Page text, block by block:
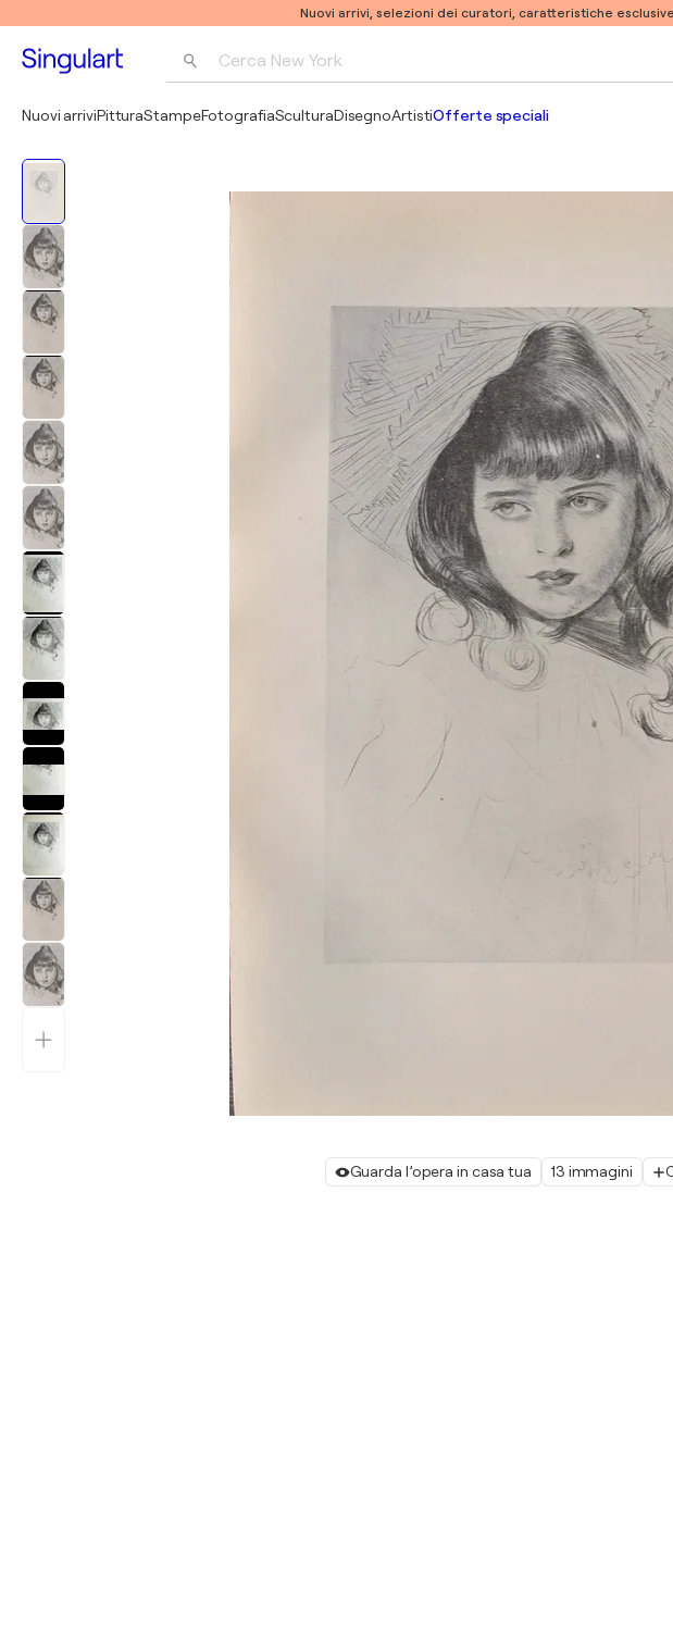
Nuovi arrivi, selezioni dei curatori, caratteristiche
Cerca New York
Pablo Picasso
Nuovi arriviPitturaStampeFotografiaSculturaDisegnoArtistiOfferte speciali
Guarda l’opera in casa tua 13 immagini